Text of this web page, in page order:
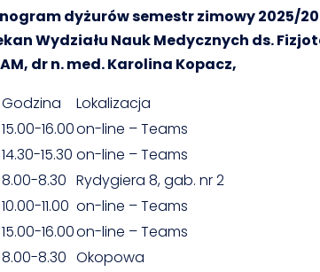
dyżurów semestr zimowy 2025/
Wydziału Nauk Medycznych ds.
dr n. med.Karolina Kopacz,
Godzina
Lokalizacja
15.00-16.00on-line – Teams
14.30-15.30 on-line – Teams
8.00-8.30 Rydygiera 8, gab. nr 2
10.00-11.00 on-line – Teams
15.00-16.00on-line – Teams
8.00-8.30 Okopowa